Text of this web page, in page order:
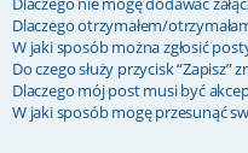
Dlaczego otrzymałem/
W jaki sposób można zgłosić
Do czego służy przycisk
Dlaczego mój post musi być
W jaki sposób mogę przesunąć